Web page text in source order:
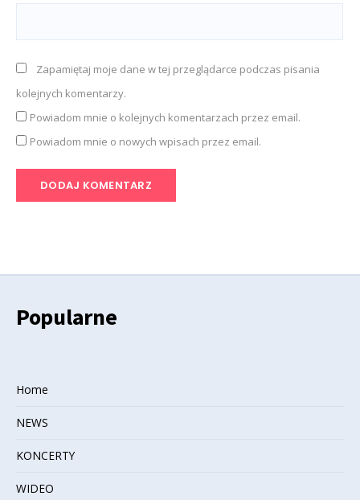
Zapamiętaj moje dane w tej przeglądarce podczas pisania
kolejnych komentarzy.
Powiadom mnie o kolejnych komentarzach przez email.
Powiadom mnie o nowych wpisach przez email.
Popularne
Home
NEWS
KONCERTY
WIDEO